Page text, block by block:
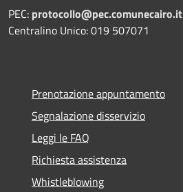
PEC: protocollo@pec.comunecairo.it
Centralino Unico: 019 507071
Prenotazione appuntamento
Segnalazione disservizio
Leggi le FAQ
Richiesta assistenza
Whistleblowing